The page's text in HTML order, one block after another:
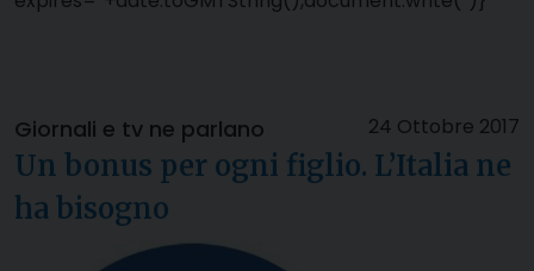
24 Ottobre 2017
Giornali e tv ne parlano
Un bonus per ogni figlio. L’Italia ne
ha bisogno